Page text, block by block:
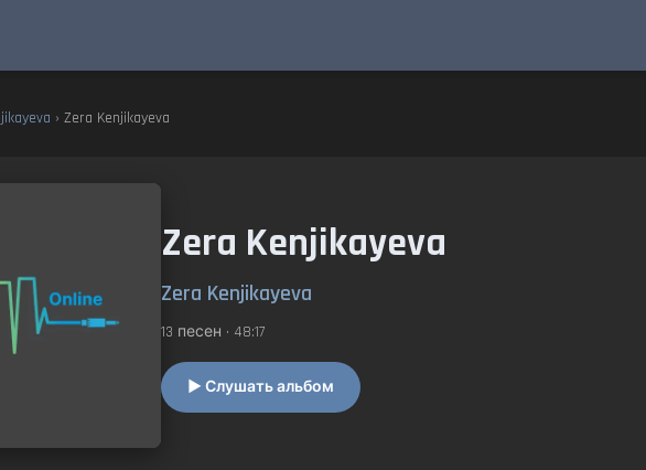
› Zera Kenjikayeva
Zera Kenjikayeva
Zera Kenjikayeva
13 песен • 48:17
▶ Слушать альбом